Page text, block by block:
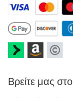
Βρείτε μας στο